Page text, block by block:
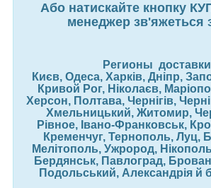
Або натискайте кнопку
менеджер зв'яжеться
Регионы
Києв, Одеса, Харків, Дніпр,
Кривой Рог, Ніколаєв,
Херсон, Полтава, Чернігів,
Хмельницький, Житомир,
Рівное, Івано-Франковськ,
Кременчуг, Тернополь, Луц,
Мелітополь, Ужрород,
Бердянськ, Павлоград,
Подольський, Александрія й